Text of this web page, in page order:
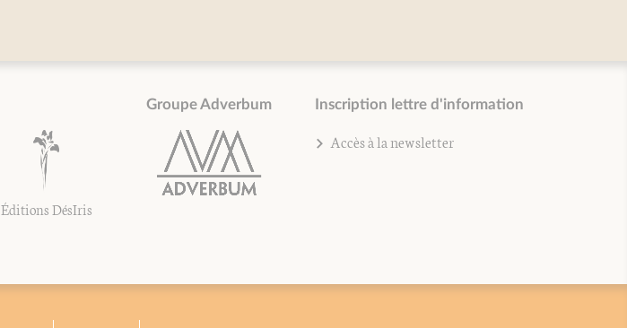
Éditions DésIris
Groupe Adverbum Inscription lettre d'information
Accès à la newsletter